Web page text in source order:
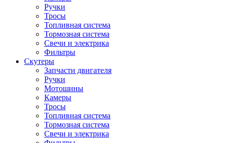
Ручки
Тросы
Топливная система
Тормозная система
Свечи и электрика
Фильтры
Cкутеры
Запчасти двигателя
Ручки
Мотошины
Камеры
Тросы
Топливная система
Тормозная система
Свечи и электрика